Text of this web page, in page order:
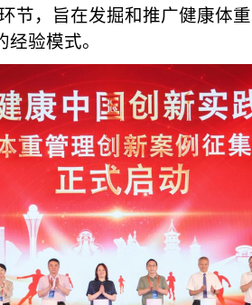
节，旨在发掘和推广健康体
验模式。